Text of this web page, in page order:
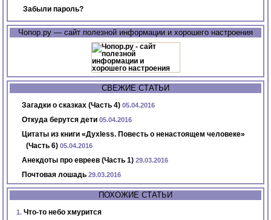
Забыли пароль?
Чопор.ру — сайт полезной информации и хорошего настроения
СВЕЖИЕ СТАТЬИ
Загадки о сказках (Часть 4) 05.04.2016
Откуда берутся дети 05.04.2016
Цитаты из книги «Духless. Повесть о ненастоящем человеке»
(Часть 6) 05.04.2016
Анекдоты про евреев (Часть 1) 29.03.2016
Почтовая лошадь 29.03.2016
ПОХОЖИЕ СТАТЬИ
Что-то небо хмурится